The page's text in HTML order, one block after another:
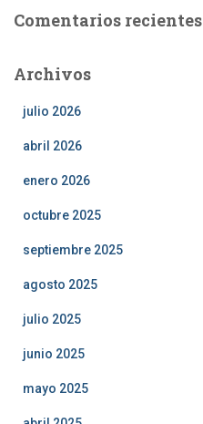
Comentarios recientes
Archivos
julio 2026
abril 2026
enero 2026
octubre 2025
septiembre 2025
agosto 2025
julio 2025
junio 2025
mayo 2025